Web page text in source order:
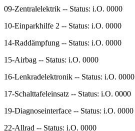
09-Zentralelektrik -- Status: i.O. 0000
10-Einparkhilfe 2 -- Status: i.O. 0000
14-Raddämpfung -- Status: i.O. 0000
15-Airbag -- Status: i.O. 0000
16-Lenkradelektronik -- Status: i.O. 0000
17-Schalttafeleinsatz -- Status: i.O. 0000
19-Diagnoseinterface -- Status: i.O. 0000
22-Allrad -- Status: i.O. 0000